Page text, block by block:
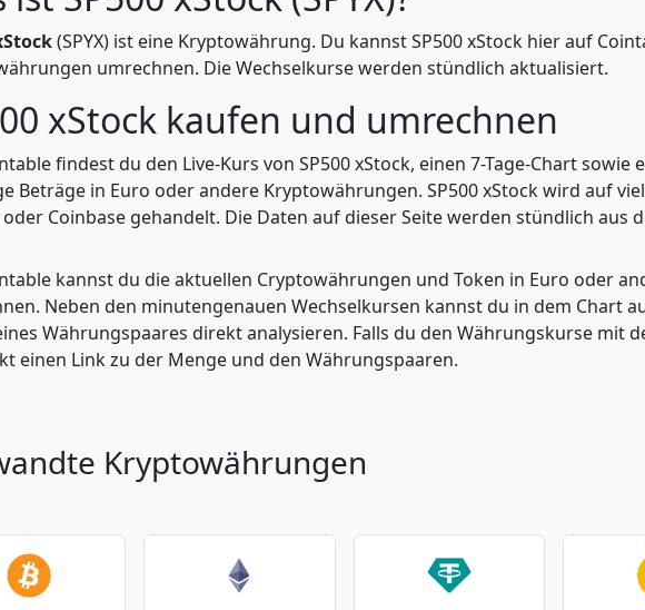
(SPYX) ist eine Kryptowährung. Du kannst SP500 xStock hier auf
umrechnen. Die Wechselkurse werden stündlich aktualisiert.
xStock kaufen und umrechnen
findest du den Live-Kurs von SP500 xStock, einen 7-Tage-Chart
Beträge in Euro oder andere Kryptowährungen. SP500 xStock wird auf
oder Coinbase gehandelt. Die Daten auf dieser Seite werden stündlich aus
kannst du die aktuellen Cryptowährungen und Token in Euro oder
Neben den minutengenauen Wechselkursen kannst du in dem Chart
Währungspaares direkt analysieren. Falls du den Währungskurse mit
einen Link zu der Menge und den Währungspaaren.
Kryptowährungen